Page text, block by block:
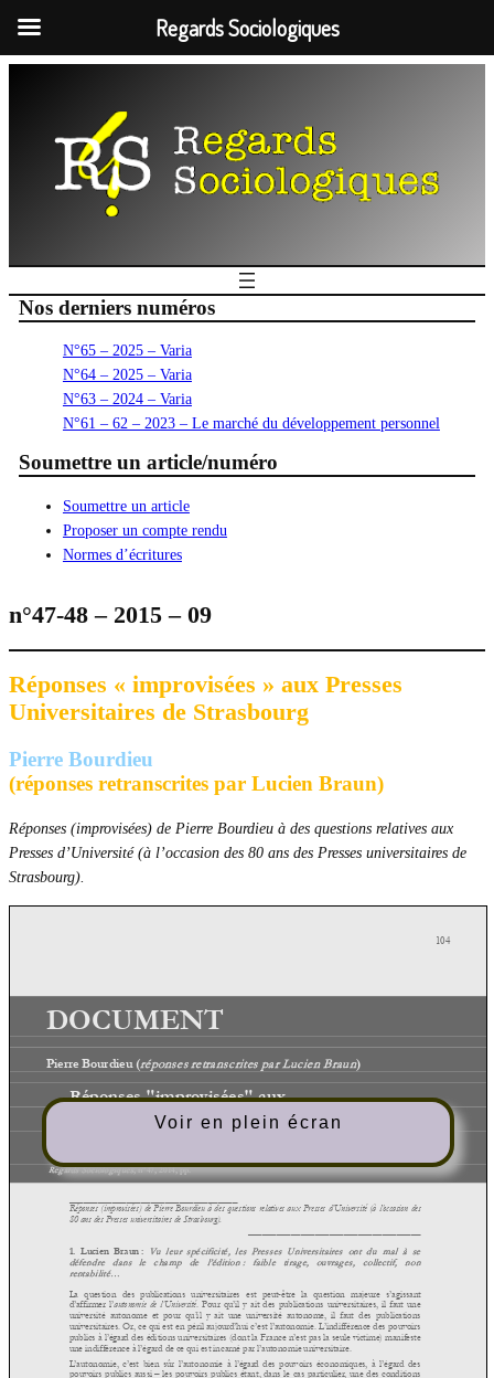
Nos derniers numéros
N°65 – 2025 – Varia
N°64 – 2025 – Varia
N°63 – 2024 – Varia
N°61 – 62 – 2023 – Le marché du développement personnel
Soumettre un article/numéro
Soumettre un article
Proposer un compte rendu
Normes d’écritures
n°47-48 – 2015 – 09
Réponses « improvisées » aux Presses
Universitaires de Strasbourg
Pierre Bourdieu
(réponses retranscrites par Lucien Braun)
Réponses (improvisées) de Pierre Bourdieu à des questions relatives aux
Presses d’Université (à l’occasion des 80 ans des Presses universitaires de
Strasbourg).
Voir en plein écran
Regards Sociologiques